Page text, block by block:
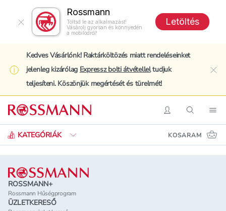
Rossmann
Töltsd le az alkalmazást!
Vásárolj gyorsan és könnyedén
a mobilodról!
Letöltés
Kedves Vásárlónk! Raktárköltözés miatt rendeléseinket
jelenleg kizárólag Expressz bolti átvételleltudjuk
teljesíteni. Köszönjük megértését és türelmét!
BelépésKeresés
KATEGÓRIÁK
Keresés
KOSARAM
Lábléc
ROSSMANN+
Rossmann Hűségprogram
ÜZLETKERESŐ